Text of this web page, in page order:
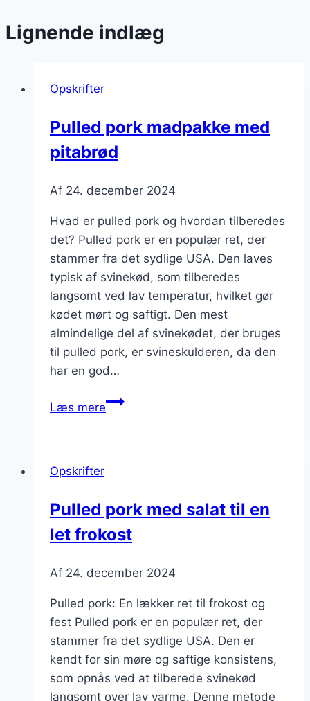
Lignende indlæg
Opskrifter
Pulled pork madpakke med
pitabrød
Af 24. december 2024
Hvad er pulled pork og hvordan tilberedes
det? Pulled pork er en populær ret, der
stammer fra det sydlige USA. Den laves
typisk af svinekød, som tilberedes
langsomt ved lav temperatur, hvilket gør
kødet mørt og saftigt. Den mest
almindelige del af svinekødet, der bruges
til pulled pork, er svineskulderen, da den
har en god…
Læs merePulled
Opskrifter
Pulled pork med salat til en
let frokost
Af 24. december 2024
Pulled pork: En lækker ret til frokost og
fest Pulled pork er en populær ret, der
stammer fra det sydlige USA. Den er
kendt for sin møre og saftige konsistens,
som opnås ved at tilberede svinekød
langsomt over lav varme. Denne metode